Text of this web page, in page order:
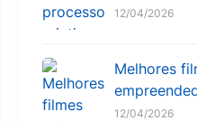
12/04/2026
Melhores
12/04/2026